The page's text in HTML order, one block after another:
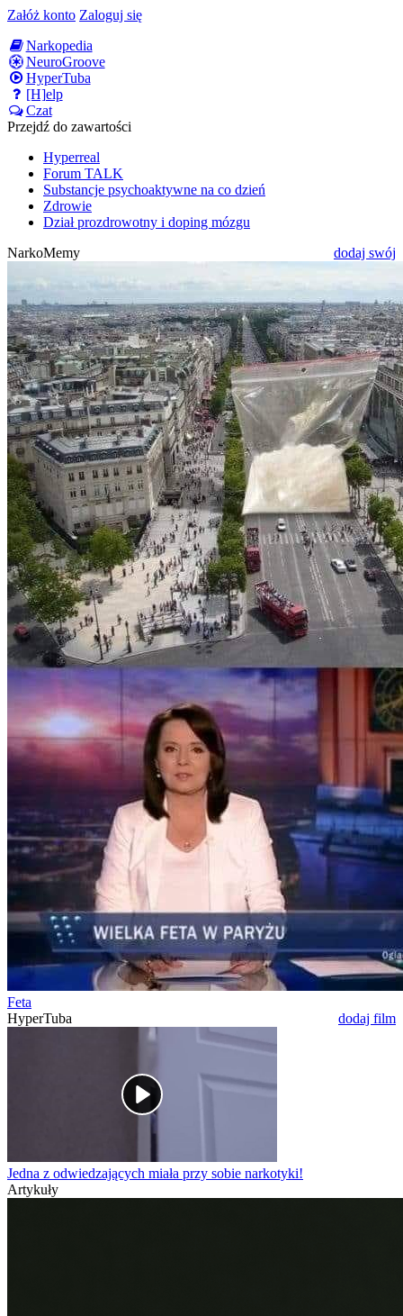
Załóż konto Zaloguj się
Narkopedia
NeuroGroove
HyperTuba
[H]elp
Czat
Przejdź do zawartości
Hyperreal
Forum TALK
Substancje psychoaktywne na co dzień
Zdrowie
Dział prozdrowotny i doping mózgu
NarkoMemy
dodaj swój
Feta
HyperTuba
dodaj film
Jedna z odwiedzających miała przy sobie narkotyki!
Artykuły